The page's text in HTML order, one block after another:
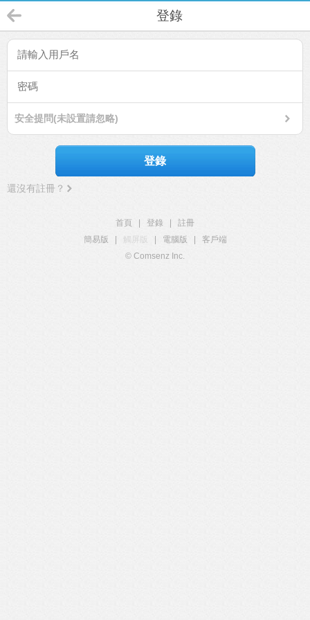
登錄
安全提問(未設置請忽略)
登錄
還沒有註冊？
首頁 登錄
註冊
簡易版
觸屏版 電腦版
客戶端
© Comsenz Inc.